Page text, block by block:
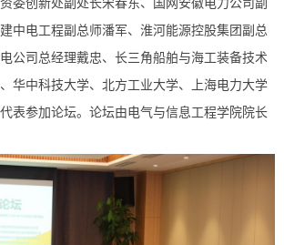
委创新处副处长宋春东、国网安徽电力公司副
中电工程副总师潘军、淮河能源控股集团副总
公司总经理戴忠、长三角船舶与海工装备技术
华中科技大学、北方工业大学、上海电力大学
表参加论坛。论坛由电气与信息工程学院院长